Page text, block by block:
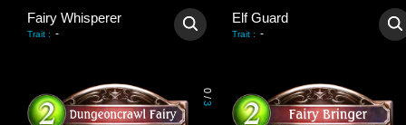
Fairy Whisperer
Trait : -
Elf Guard
Trait : -
0
/
3